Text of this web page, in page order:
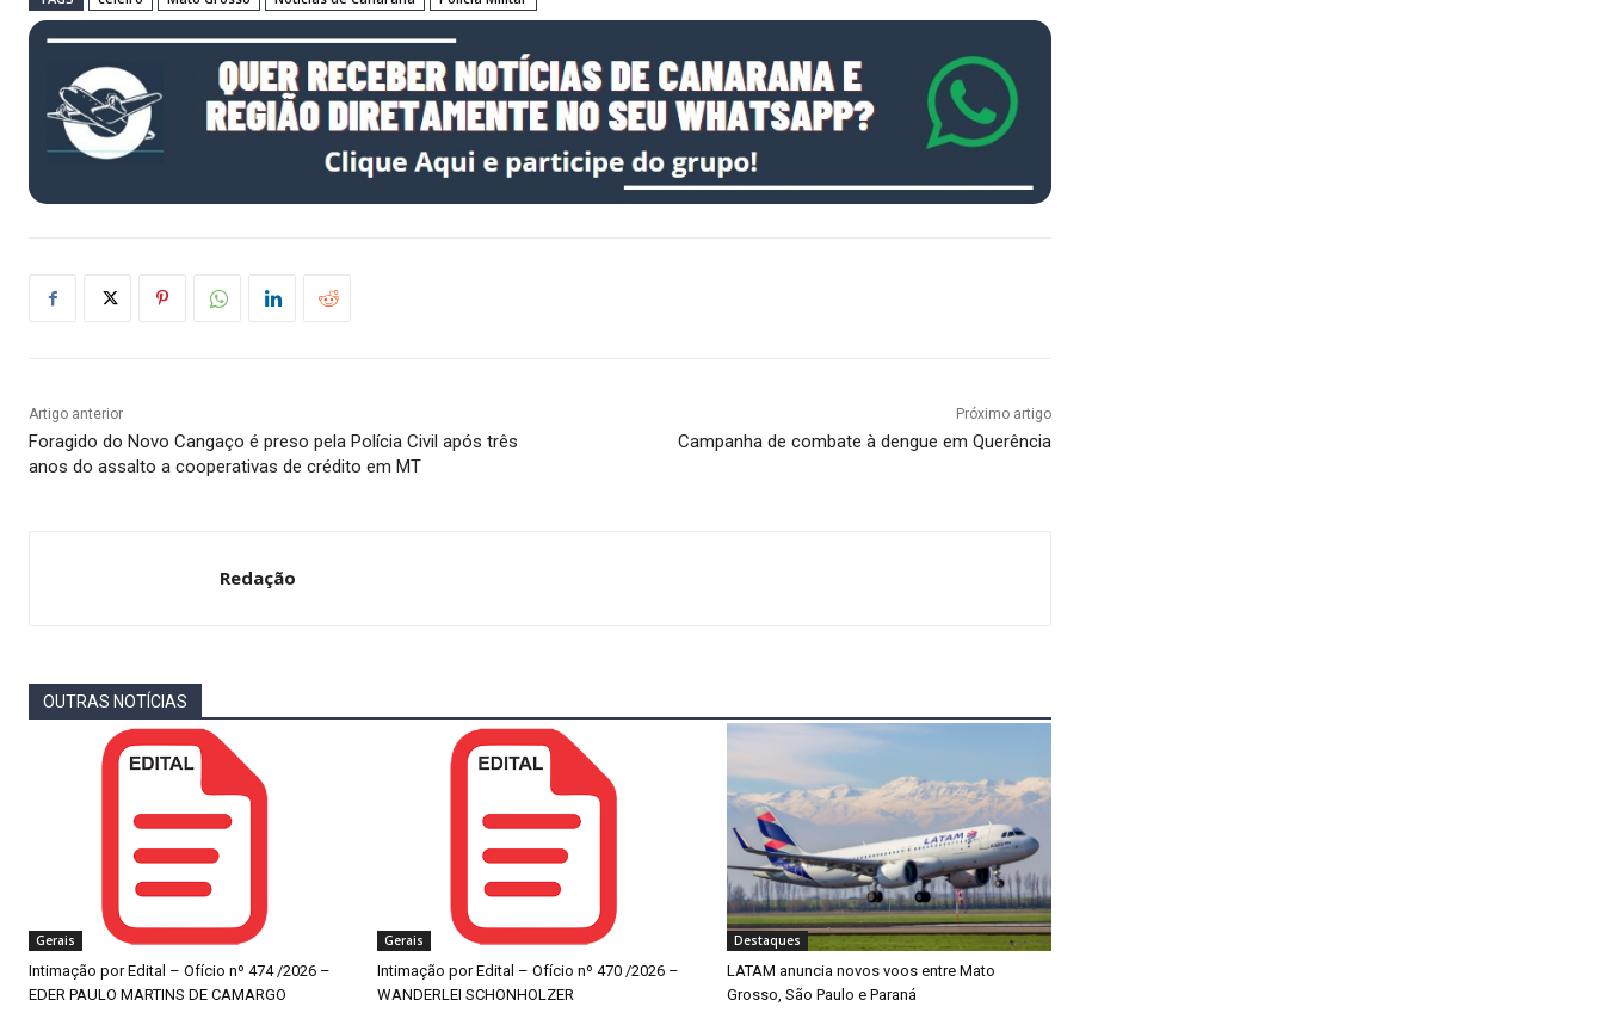
Artigo anterior
Foragido do Novo Cangaço é preso pela Polícia Civil após três
anos do assalto a cooperativas de crédito em MT
Próximo artigo
Campanha de combate à dengue em Querência
Redação
OUTRAS NOTÍCIAS
Gerais
Intimação por Edital – Ofício nº 474 /2026 –
EDER PAULO MARTINS DE CAMARGO
Gerais
Intimação por Edital – Ofício nº 470 /2026 –
WANDERLEI SCHONHOLZER
Destaques
LATAM anuncia novos voos entre Mato
Grosso, São Paulo e Paraná